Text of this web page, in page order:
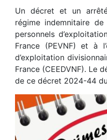
Un décret et un
régime indemnitaire
personnels
France (PEVNF) et à
d’exploitation
France (CEEDVNF). Le
de ce décret 2024-44